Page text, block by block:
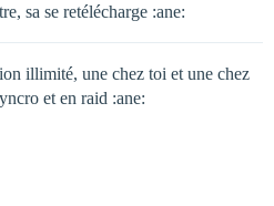
sa se retélécharge :ane:
illimité, une chez toi et une chez
et en raid :ane: